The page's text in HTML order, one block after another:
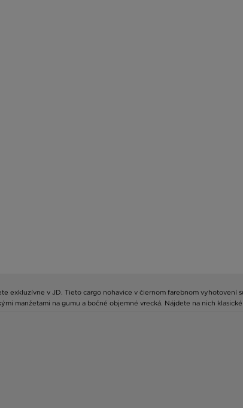
exkluzívne v JD. Tieto cargo nohavice v čiernom farebnom
manžetami na gumu a bočné objemné vrecká. Nájdete na nich